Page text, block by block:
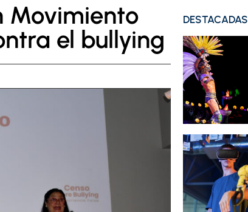
Movimiento
el bullying
DESTACADAS